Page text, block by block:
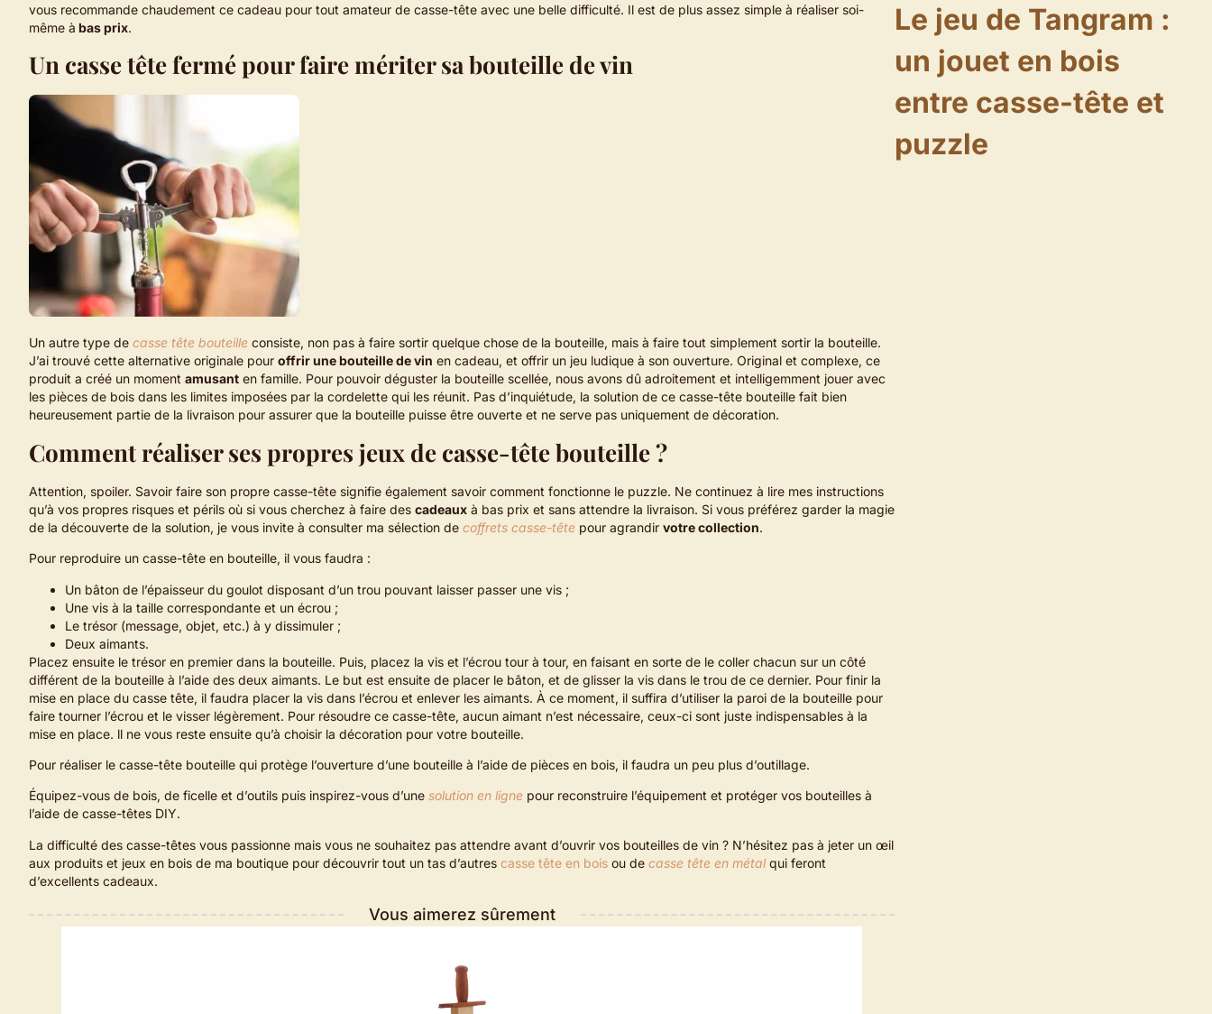
vous recommande chaudement ce cadeau pour tout amateur de casse-tête avec une belle difficulté. Il est de plus assez simple à réaliser soi-
même à bas prix.
Un casse tête fermé pour faire mériter sa bouteille de vin
Un autre type de casse tête bouteille consiste, non pas à faire sortir quelque chose de la bouteille, mais à faire tout simplement sortir la bouteille.
J’ai trouvé cette alternative originale pour offrir une bouteille de vin en cadeau, et offrir un jeu ludique à son ouverture. Original et complexe, ce
produit a créé un moment amusant en famille. Pour pouvoir déguster la bouteille scellée, nous avons dû adroitement et intelligemment jouer avec
les pièces de bois dans les limites imposées par la cordelette qui les réunit. Pas d’inquiétude, la solution de ce casse-tête bouteille fait bien
heureusement partie de la livraison pour assurer que la bouteille puisse être ouverte et ne serve pas uniquement de décoration.
Comment réaliser ses propres jeux de casse-tête bouteille ?
Attention, spoiler. Savoir faire son propre casse-tête signifie également savoir comment fonctionne le puzzle. Ne continuez à lire mes instructions
qu’à vos propres risques et périls où si vous cherchez à faire des cadeaux à bas prix et sans attendre la livraison. Si vous préférez garder la magie
de la découverte de la solution, je vous invite à consulter ma sélection de coffrets casse-tête pour agrandir votre collection.
Pour reproduire un casse-tête en bouteille, il vous faudra :
Un bâton de l’épaisseur du goulot disposant d’un trou pouvant laisser passer une vis ;
Une vis à la taille correspondante et un écrou ;
Le trésor (message, objet, etc.) à y dissimuler ;
Deux aimants.
Placez ensuite le trésor en premier dans la bouteille. Puis, placez la vis et l’écrou tour à tour, en faisant en sorte de le coller chacun sur un côté
différent de la bouteille à l’aide des deux aimants. Le but est ensuite de placer le bâton, et de glisser la vis dans le trou de ce dernier. Pour finir la
mise en place du casse tête, il faudra placer la vis dans l’écrou et enlever les aimants. À ce moment, il suffira d’utiliser la paroi de la bouteille pour
faire tourner l’écrou et le visser légèrement. Pour résoudre ce casse-tête, aucun aimant n’est nécessaire, ceux-ci sont juste indispensables à la
mise en place. ll ne vous reste ensuite qu’à choisir la décoration pour votre bouteille.
Pour réaliser le casse-tête bouteille qui protège l’ouverture d’une bouteille à l’aide de pièces en bois, il faudra un peu plus d’outillage.
Équipez-vous de bois, de ficelle et d’outils puis inspirez-vous d’une solution en ligne pour reconstruire l’équipement et protéger vos bouteilles à
l’aide de casse-têtes DIY.
La difficulté des casse-têtes vous passionne mais vous ne souhaitez pas attendre avant d’ouvrir vos bouteilles de vin ? N’hésitez pas à jeter un œil
aux produits et jeux en bois de ma boutique pour découvrir tout un tas d’autres casse tête en bois ou de casse tête en métalqui feront
d’excellents cadeaux.
Vous aimerez sûrement
Le jeu de Tangram :
un jouet en bois
entre casse-tête et
puzzle